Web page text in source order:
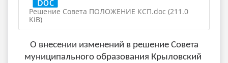
Решение Совета ПОЛОЖЕНИЕ КСП.doc (211.0
KiB)
О внесении изменений в решение Совета
муниципального образования Крыловский